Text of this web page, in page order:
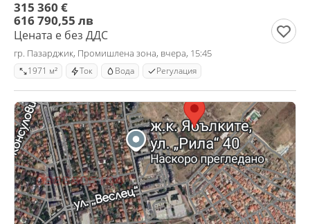
315 360 €
616 790,55 лв
Цената е без ДДС
гр. Пазарджик, Промишлена зона, вчера, 15:45
1971 м² Ток Вода Регулация